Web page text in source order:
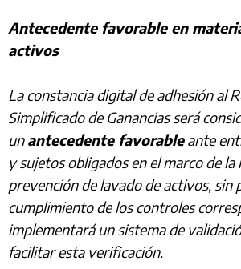
Antecedente favorable en
activos
La constancia digital de adhesión al
Simplificado de Ganancias será
unantecedente favorableante
y sujetos obligados en el marco de
prevención de lavado de activos, sin
cumplimiento de los controles
implementará un sistema de
facilitar esta verificación.